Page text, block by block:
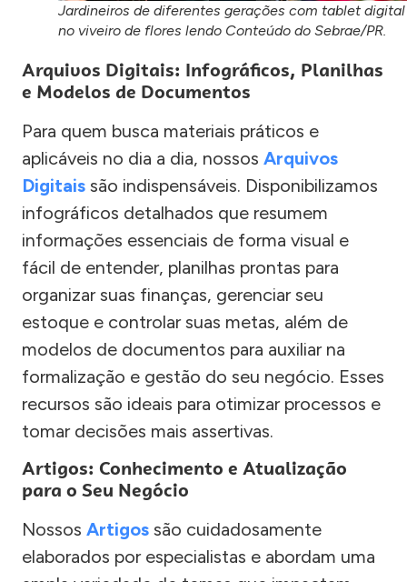
Jardineiros de diferentes gerações com tablet digital
no viveiro de flores lendo Conteúdo do Sebrae/PR.
Arquivos Digitais: Infográficos, Planilhas
e Modelos de Documentos
Para quem busca materiais práticos e
aplicáveis no dia a dia, nossos Arquivos
Digitais são indispensáveis. Disponibilizamos
infográficos detalhados que resumem
informações essenciais de forma visual e
fácil de entender, planilhas prontas para
organizar suas finanças, gerenciar seu
estoque e controlar suas metas, além de
modelos de documentos para auxiliar na
formalização e gestão do seu negócio. Esses
recursos são ideais para otimizar processos e
tomar decisões mais assertivas.
Artigos: Conhecimento e Atualização
para o Seu Negócio
Nossos Artigos são cuidadosamente
elaborados por especialistas e abordam uma